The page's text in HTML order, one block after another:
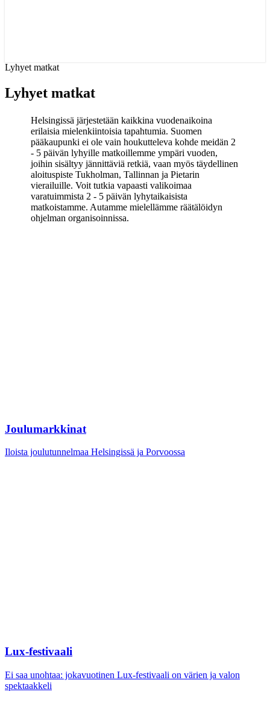
Lyhyet matkat
Lyhyet matkat
Helsingissä järjestetään kaikkina vuodenaikoina
erilaisia mielenkiintoisia tapahtumia. Suomen
pääkaupunki ei ole vain houkutteleva kohde meidän 2
- 5 päivän lyhyille matkoillemme ympäri vuoden,
joihin sisältyy jännittäviä retkiä, vaan myös täydellinen
aloituspiste Tukholman, Tallinnan ja Pietarin
vierailuille. Voit tutkia vapaasti valikoimaa
varatuimmista 2 - 5 päivän lyhytaikaisista
matkoistamme. Autamme mielellämme räätälöidyn
ohjelman organisoinnissa.
Joulumarkkinat
Iloista joulutunnelmaa Helsingissä ja Porvoossa
Lux-festivaali
Ei saa unohtaa: jokavuotinen Lux-festivaali on värien ja valon
spektaakkeli